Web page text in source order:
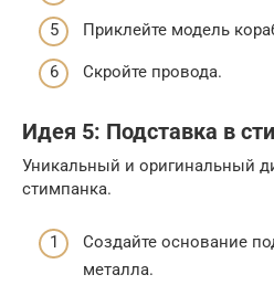
Приклейте модель
Скройте провода.
Идея 5: Подставка в
Уникальный и оригинальный
стимпанка.
Создайте основание
металла.